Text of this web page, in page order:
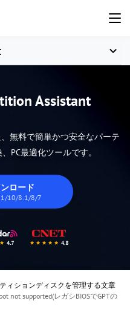
Assistant
無料で簡単かつ安全なパーテ
PC最適化ツールです。
ロード
10/8.1/8/7
ィションディスクを管理する文章
not supported(レガシBIOSでGPTの